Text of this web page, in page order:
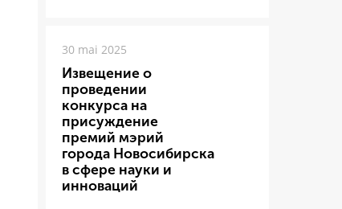
30 mai 2025
Извещение о
проведении
конкурса на
присуждение
премий мэрий
города Новосибирска
в сфере науки и
инноваций